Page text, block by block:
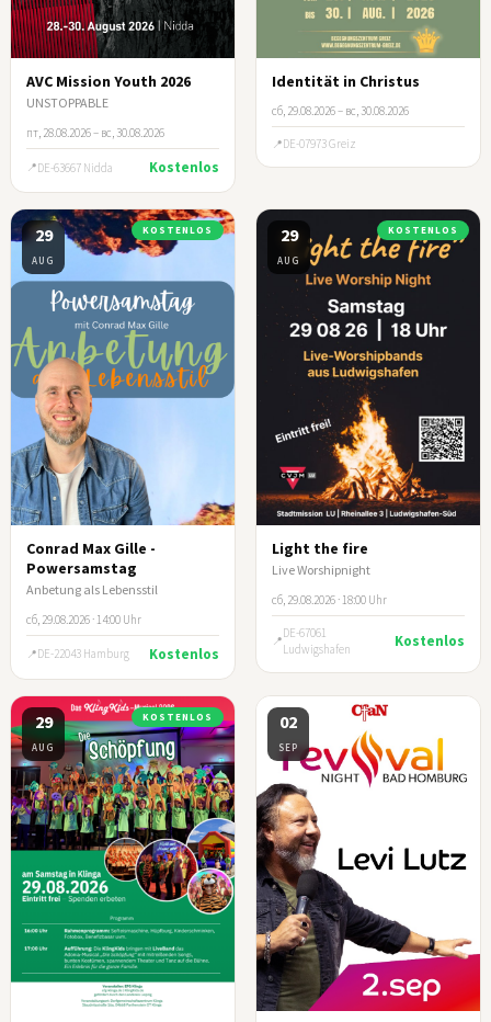
AVC Mission Youth 2026
UNSTOPPABLE
пт, 28.08.2026 – вс, 30.08.2026
DE-63667 Nidda Kostenlos
Identität in Christus
сб, 29.08.2026 – вс, 30.08.2026
DE-07973 Greiz
29
AUG
KOSTENLOS
Conrad Max Gille -
Powersamstag
Anbetung als Lebensstil
сб, 29.08.2026 · 14:00 Uhr
DE-22043 Hamburg Kostenlos
29
AUG
KOSTENLOS
Light the fire
Live Worshipnight
сб, 29.08.2026 · 18:00 Uhr
DE-67061
Ludwigshafen
Kostenlos
29
AUG
KOSTENLOS 02
SEP